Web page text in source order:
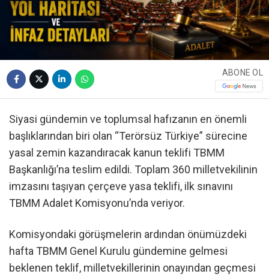
ABONE OL
Siyasi gündemin ve toplumsal hafızanın en önemli
başlıklarından biri olan “Terörsüz Türkiye” sürecine
yasal zemin kazandıracak kanun teklifi TBMM
Başkanlığı’na teslim edildi. Toplam 360 milletvekilinin
imzasını taşıyan çerçeve yasa teklifi, ilk sınavını
TBMM Adalet Komisyonu’nda veriyor.
Komisyondaki görüşmelerin ardından önümüzdeki
hafta TBMM Genel Kurulu gündemine gelmesi
beklenen teklif, milletvekillerinin onayından geçmesi